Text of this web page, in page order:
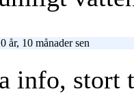
år, 10 månader sen
info, stort